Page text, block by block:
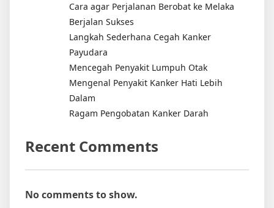
Cara agar Perjalanan Berobat ke Melaka
Berjalan Sukses
Langkah Sederhana Cegah Kanker
Payudara
Mencegah Penyakit Lumpuh Otak
Mengenal Penyakit Kanker Hati Lebih
Dalam
Ragam Pengobatan Kanker Darah
Recent Comments
No comments to show.